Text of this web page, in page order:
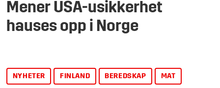
Mener USA-usikkerhet
hauses opp i Norge
NYHETER FINLAND BEREDSKAP MAT